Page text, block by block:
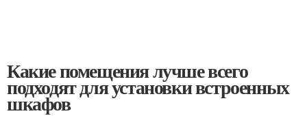
Какие помещения лучше всего
подходят для установки встроенных
шкафов